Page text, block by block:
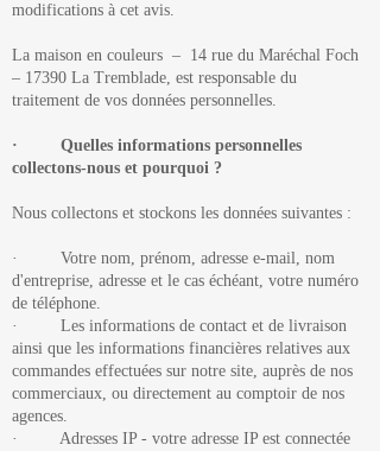
modifications à cet avis.
La maison en couleurs – 14 rue du Maréchal Foch
– 17390 La Tremblade, est responsable du
traitement de vos données personnelles.
· Quelles informations personnelles
collectons-nous et pourquoi ?
Nous collectons et stockons les données suivantes :
· Votre nom, prénom, adresse e-mail, nom
d'entreprise, adresse et le cas échéant, votre numéro
de téléphone.
· Les informations de contact et de livraison
ainsi que les informations financières relatives aux
commandes effectuées sur notre site, auprès de nos
commerciaux, ou directement au comptoir de nos
agences.
· Adresses IP - votre adresse IP est connectée